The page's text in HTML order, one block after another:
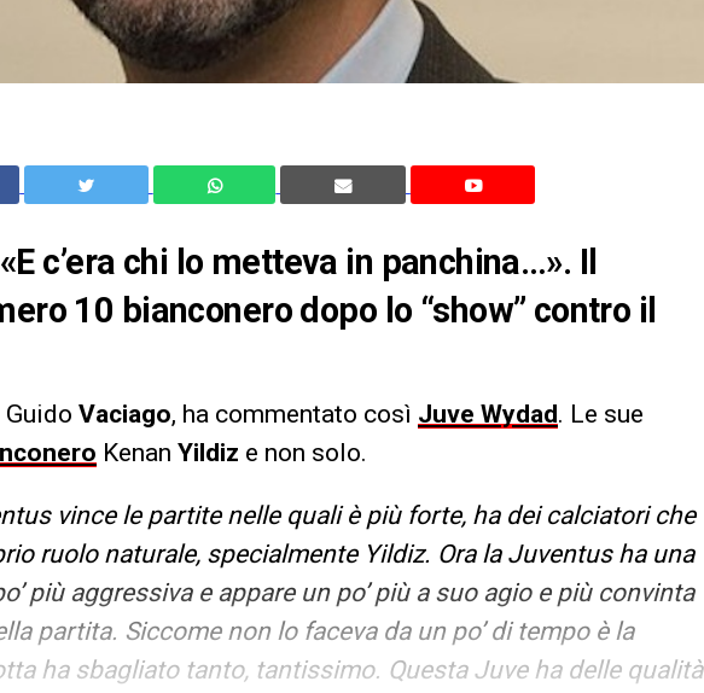
c’era chi lo metteva in panchina…». Il
10 bianconero dopo lo “show” contro il
Guido Vaciago, ha commentato così Juve Wydad. Le sue
Kenan Yildiz e non solo.
vince le partite nelle quali è più forte, ha dei calciatori che
ruolo naturale, specialmente Yildiz. Ora la Juventus ha una
più aggressiva e appare un po’ più a suo agio e più convinta
partita. Siccome non lo faceva da un po’ di tempo è la
ha sbagliato tanto, tantissimo. Questa Juve ha delle qualità